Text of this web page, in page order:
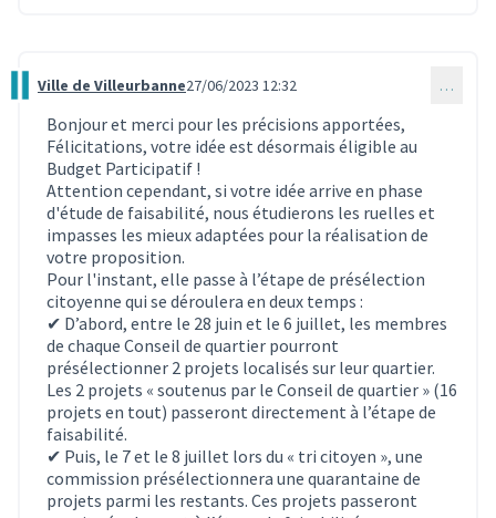
Commentaire 2730
Ville de Villeurbanne27/06/2023 12:32 …
Bonjour et merci pour les précisions apportées,
Félicitations, votre idée est désormais éligible au
Budget Participatif !
Attention cependant, si votre idée arrive en phase
d'étude de faisabilité, nous étudierons les ruelles et
impasses les mieux adaptées pour la réalisation de
votre proposition.
Pour l'instant, elle passe à l’étape de présélection
citoyenne qui se déroulera en deux temps :
✔ D’abord, entre le 28 juin et le 6 juillet, les membres
de chaque Conseil de quartier pourront
présélectionner 2 projets localisés sur leur quartier.
Les 2 projets « soutenus par le Conseil de quartier » (16
projets en tout) passeront directement à l’étape de
faisabilité.
✔ Puis, le 7 et le 8 juillet lors du « tri citoyen », une
commission présélectionnera une quarantaine de
projets parmi les restants. Ces projets passeront